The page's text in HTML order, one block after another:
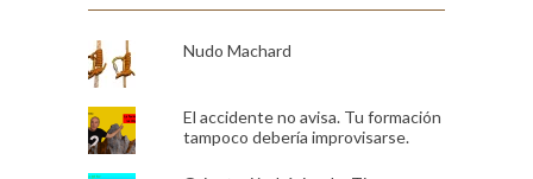
Nudo Machard
El accidente no avisa. Tu formación
tampoco debería improvisarse.